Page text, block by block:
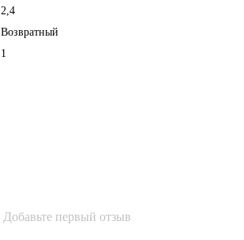
2,4
Возвратный
1
Добавьте первый отзыв